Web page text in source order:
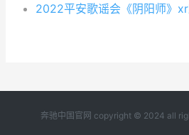
奔驰中国官网 copyright © 2024 all